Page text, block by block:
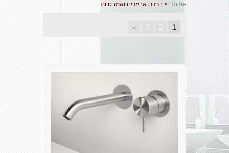
Home > ברזים אביזרים ואמבטיות
1
2
3
>